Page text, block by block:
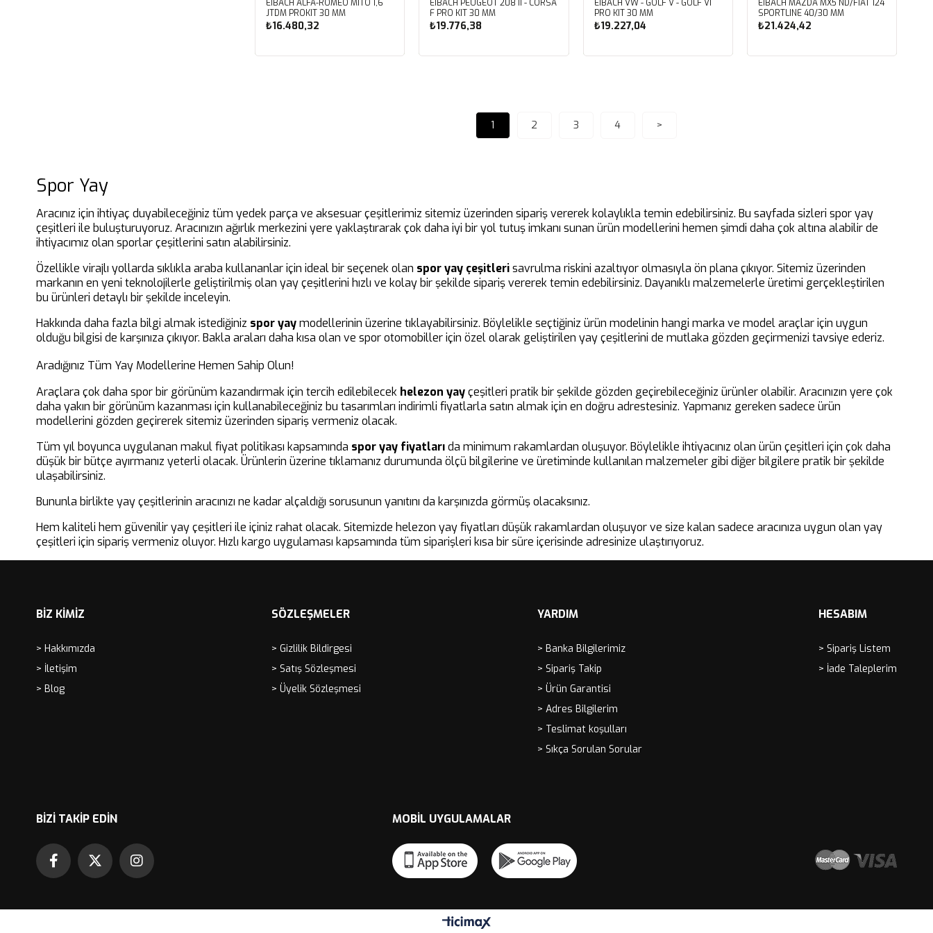
EIBACH ALFA-ROMEO MITO 1,6
JTDM PROKIT 30 MM
₺16.480,32
EIBACH PEUGEOT 208 II - CORSA
F PRO KIT 30 MM
₺19.776,38
EIBACH VW - GOLF V - GOLF VI
PRO KIT 30 MM
₺19.227,04
EIBACH MAZDA MX5 ND/FIAT 124
SPORTLINE 40/30 MM
₺21.424,42
1 2 3 4 >
Spor Yay
Aracınız için ihtiyaç duyabileceğiniz tüm yedek parça ve aksesuar çeşitlerimiz sitemiz üzerinden sipariş vererek kolaylıkla temin edebilirsiniz. Bu sayfada sizleri spor yay
çeşitleri ile buluşturuyoruz. Aracınızın ağırlık merkezini yere yaklaştırarak çok daha iyi bir yol tutuş imkanı sunan ürün modellerini hemen şimdi daha çok altına alabilir de
ihtiyacımız olan sporlar çeşitlerini satın alabilirsiniz.
Özellikle virajlı yollarda sıklıkla araba kullananlar için ideal bir seçenek olan sporyay çeşitlerisavrulma riskini azaltıyor olmasıyla ön plana çıkıyor. Sitemiz üzerinden
markanın en yeni teknolojilerle geliştirilmiş olan yay çeşitlerini hızlı ve kolay bir şekilde sipariş vererek temin edebilirsiniz. Dayanıklı malzemelerle üretimi gerçekleştirilen
bu ürünleri detaylı bir şekilde inceleyin.
Hakkında daha fazla bilgi almak istediğiniz spor yaymodellerinin üzerine tıklayabilirsiniz. Böylelikle seçtiğiniz ürün modelinin hangi marka ve model araçlar için uygun
olduğu bilgisi de karşınıza çıkıyor. Bakla araları daha kısa olan ve spor otomobiller için özel olarak geliştirilen yay çeşitlerini de mutlaka gözden geçirmenizi tavsiye ederiz.
Aradığınız Tüm Yay Modellerine Hemen Sahip Olun!
Araçlara çok daha spor bir görünüm kazandırmak için tercih edilebilecek helezon yayçeşitleri pratik bir şekilde gözden geçirebileceğiniz ürünler olabilir. Aracınızın yere çok
daha yakın bir görünüm kazanması için kullanabileceğiniz bu tasarımları indirimli fiyatlarla satın almak için en doğru adrestesiniz. Yapmanız gereken sadece ürün
modellerini gözden geçirerek sitemiz üzerinden sipariş vermeniz olacak.
Tüm yıl boyunca uygulanan makul fiyat politikası kapsamında spor yay fiyatlarıda minimum rakamlardan oluşuyor. Böylelikle ihtiyacınız olan ürün çeşitleri için çok daha
düşük bir bütçe ayırmanız yeterli olacak. Ürünlerin üzerine tıklamanız durumunda ölçü bilgilerine ve üretiminde kullanılan malzemeler gibi diğer bilgilere pratik bir şekilde
ulaşabilirsiniz.
Bununla birlikte yay çeşitlerinin aracınızı ne kadar alçaldığı sorusunun yanıtını da karşınızda görmüş olacaksınız.
Hem kaliteli hem güvenilir yay çeşitleri ile içiniz rahat olacak. Sitemizde helezon yay fiyatları düşük rakamlardan oluşuyor ve size kalan sadece aracınıza uygun olan yay
çeşitleri için sipariş vermeniz oluyor. Hızlı kargo uygulaması kapsamında tüm siparişleri kısa bir süre içerisinde adresinize ulaştırıyoruz.
BİZ KİMİZ
> Hakkımızda
> İletişim
> Blog
SÖZLEŞMELER
> Gizlilik Bildirgesi
> Satış Sözleşmesi
> Üyelik Sözleşmesi
YARDIM
> Banka Bilgilerimiz
> Sipariş Takip
> Ürün Garantisi
> Adres Bilgilerim
> Teslimat koşulları
> Sıkça Sorulan Sorular
HESABIM
> Sipariş Listem
> İade Taleplerim
BIZI TAKIP EDIN MOBIL UYGULAMALAR